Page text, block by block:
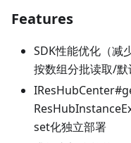
Features
SDK性能优化（减
按数组分批读取/默
set化独立部署